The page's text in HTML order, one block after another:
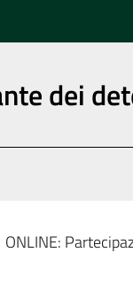
dei
ONLINE: